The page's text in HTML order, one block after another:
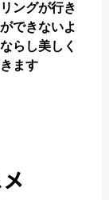
ングが行き
できないよ
らし美しく
ます